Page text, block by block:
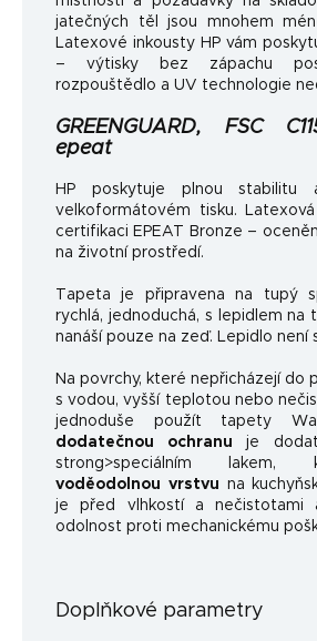
jatečných těl jsou mnohem
Latexové inkousty HP vám
– výtisky bez zápachu
rozpouštědlo a UV technologie
GREENGUARD, FSC
epeat
HP poskytuje plnou stabilitu
velkoformátovém tisku.
certifikaci EPEAT Bronze –
na životní prostředí.
Tapeta je připravena na tupý
rychlá, jednoduchá, s lepidlem na
nanáší pouze na zeď. Lepidlo není
Na povrchy, které nepřicházejí do
s vodou, vyšší teplotou nebo
jednoduše použít tapety
dodatečnou ochranu je
strong>speciálním
voděodolnou vrstvu na
je před vlhkostí a nečistotami
odolnost proti mechanickému
Doplňkové parametry